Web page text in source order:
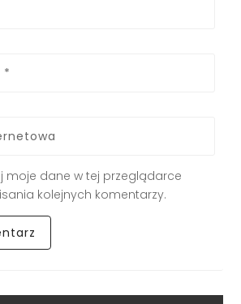
moje dane w tej przeglądarce
kolejnych komentarzy.